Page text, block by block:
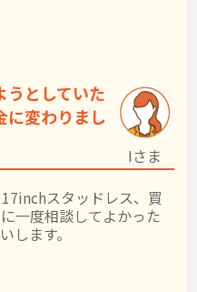
うとしていた
に変わりまし
スタッドレス、買
一度相談してよかった
します。
Iさま